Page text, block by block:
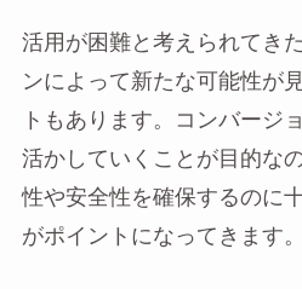
活用が困難と考えられてき
ンによって新たな可能性が
トもあります。コンバージ
活かしていくことが目的な
性や安全性を確保するのに
がポイントになってきます。